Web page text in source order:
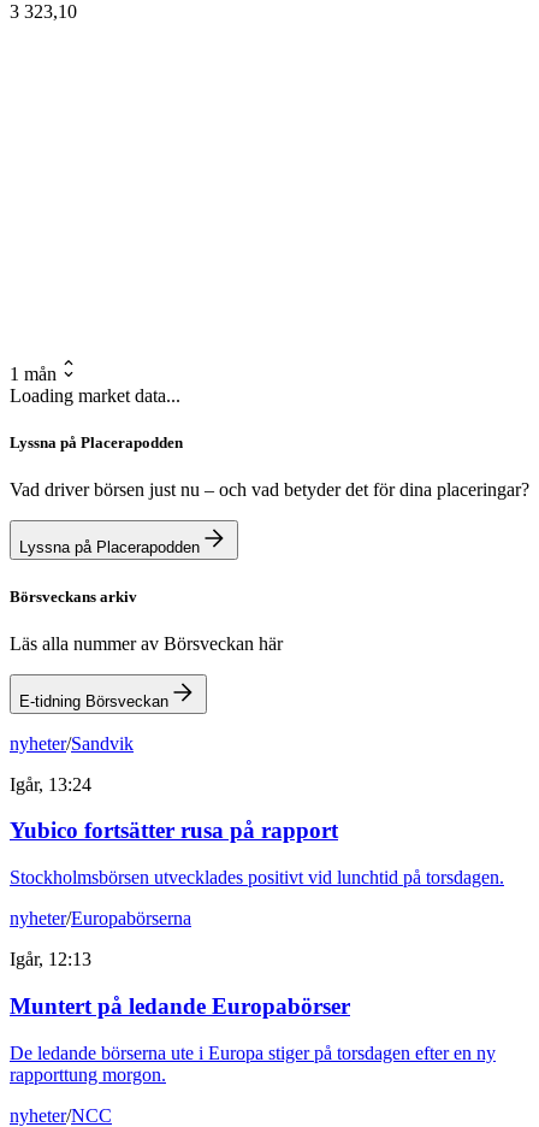
3 323,10
1 mån
Loading market data...
Lyssna på Placerapodden
Vad driver börsen just nu – och vad betyder det för dina placeringar?
Lyssna på Placerapodden
Börsveckans arkiv
Läs alla nummer av Börsveckan här
E-tidning Börsveckan
nyheter/Sandvik
Igår, 13:24
Yubico fortsätter rusa på rapport
Stockholmsbörsen utvecklades positivt vid lunchtid på torsdagen.
nyheter/Europabörserna
Igår, 12:13
Muntert på ledande Europabörser
De ledande börserna ute i Europa stiger på torsdagen efter en ny
rapporttung morgon.
nyheter/NCC